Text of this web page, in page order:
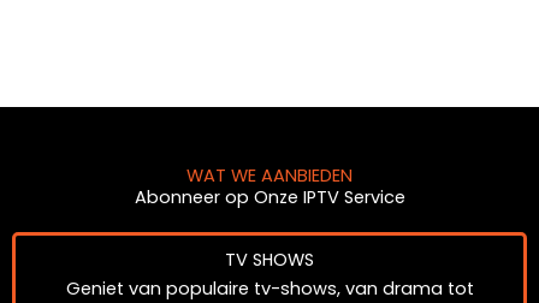
WAT WE AANBIEDEN
Abonneer op Onze IPTV Service
TV SHOWS
Geniet van populaire tv-shows, van drama tot